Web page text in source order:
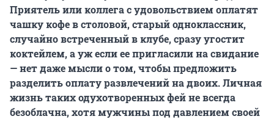
Приятель или коллега с удовольствием оплатят
чашку кофе в столовой, старый одноклассник,
случайно встреченный в клубе, сразу угостит
коктейлем, а уж если ее пригласили на свидание
— нет даже мысли о том, чтобы предложить
разделить оплату развлечений на двоих. Личная
жизнь таких одухотворенных фей не всегда
безоблачна, хотя мужчины под давлением своей